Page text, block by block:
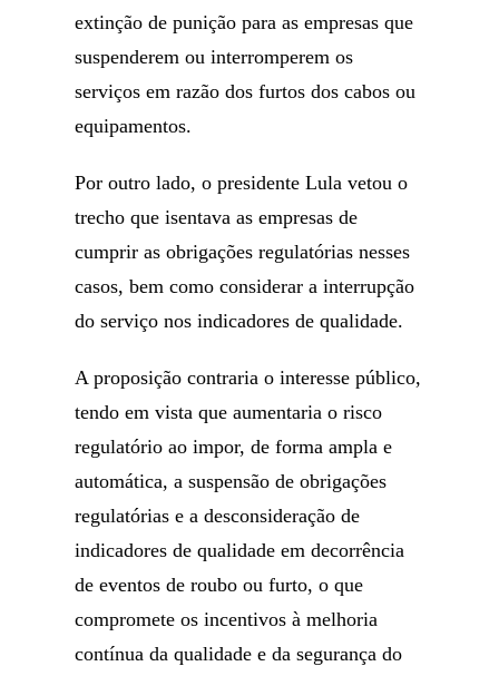
extinção de punição para as empresas que
suspenderem ou interromperem os
serviços em razão dos furtos dos cabos ou
equipamentos.
Por outro lado, o presidente Lula vetou o
trecho que isentava as empresas de
cumprir as obrigações regulatórias nesses
casos, bem como considerar a interrupção
do serviço nos indicadores de qualidade.
A proposição contraria o interesse público,
tendo em vista que aumentaria o risco
regulatório ao impor, de forma ampla e
automática, a suspensão de obrigações
regulatórias e a desconsideração de
indicadores de qualidade em decorrência
de eventos de roubo ou furto, o que
compromete os incentivos à melhoria
contínua da qualidade e da segurança do